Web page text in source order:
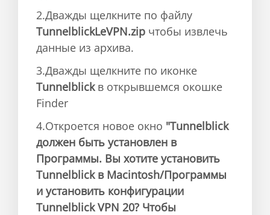
2.Дважды щелкните по файлу
TunnelblickLeVPN.zip чтобы извлечь
данные из архива.
3.Дважды щелкните по иконке
Tunnelblickв открывшемся окошке
Finder
4.Откроется новое окно "Tunnelblick
должен быть установлен в
Программы. Вы хотите установить
Tunnelblick в Macintosh/Программы
и установить конфигурации
Tunnelblick VPN 20? Чтобы